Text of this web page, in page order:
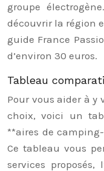
groupe
découvrir la région
guide France
d’environ 30 euros.
Tableau
Pour vous aider à
choix, voici un
**aires de
Ce tableau vous
services proposés,